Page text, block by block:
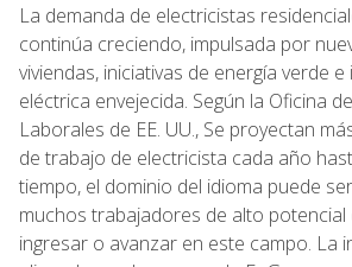
La demanda de electricistas
continúa creciendo, impulsada por
viviendas, iniciativas de energía verde
eléctrica envejecida. Según la Oficina
Laborales de EE. UU., Se proyectan
de trabajo de electricista cada año
tiempo, el dominio del idioma puede
muchos trabajadores de alto potencial
ingresar o avanzar en este campo. La